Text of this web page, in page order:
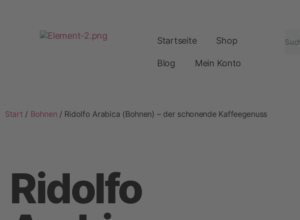
Startseite Shop
Blog Mein Konto
Start / Bohnen / Ridolfo Arabica (Bohnen) – der schonende Kaffeegenuss
Ridolfo